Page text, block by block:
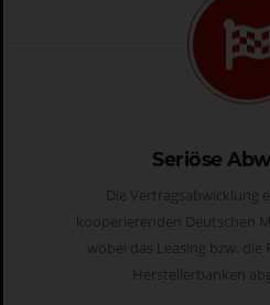
Seriöse
Die Vertragsabwicklung
kooperierenden Deutschen
wobei das Leasing bzw. die
Herstellerbanken